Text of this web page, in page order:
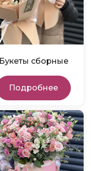
Букеты сборные
Подробнее